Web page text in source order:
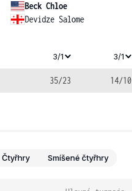
Beck Chloe
Devidze Salome
3/1 3/1
35/23 14/10
Čtyřhry Smíšené čtyřhry